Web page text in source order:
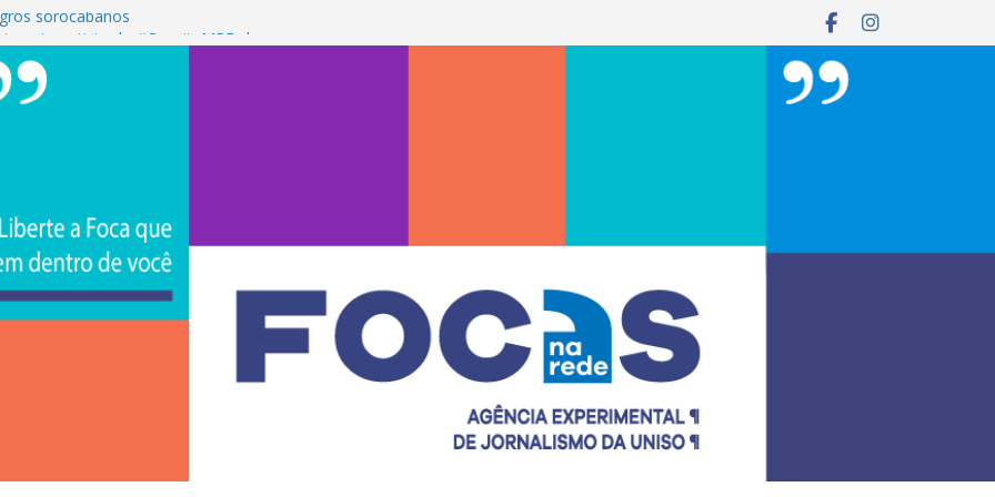
sorocabanos
artista do #ConviteMPB do
2026 promove integração, ciência e